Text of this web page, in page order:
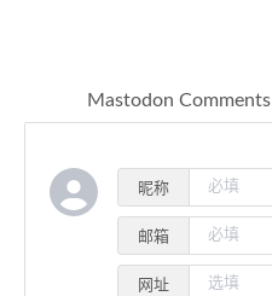
Mastodon Comments
昵称
邮箱
网址